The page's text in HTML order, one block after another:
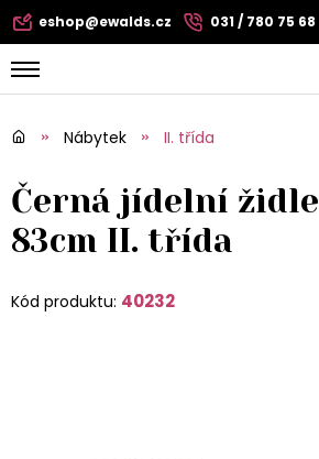
eshop@ewalds.cz 031 / 780 75 68
Nábytek II. třída
Černá jídelní židle
83cm II. třída
Kód produktu: 40232